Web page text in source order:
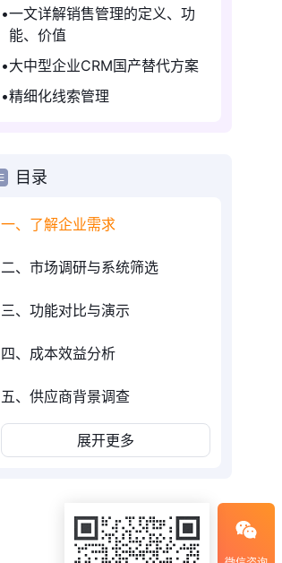
一文详解销售管理的定义、功
能、价值
大中型企业CRM国产替代方案
精细化线索管理
目录
一、了解企业需求
二、市场调研与系统筛选
三、功能对比与演示
四、成本效益分析
五、供应商背景调查
展开更多